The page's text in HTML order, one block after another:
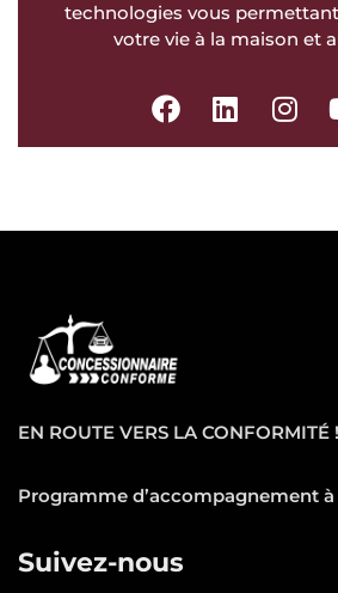
technologies vous
votre vie à la maison et
EN ROUTE VERS LA CONFORMITÉ !
Programme d’accompagnement
Suivez-nous